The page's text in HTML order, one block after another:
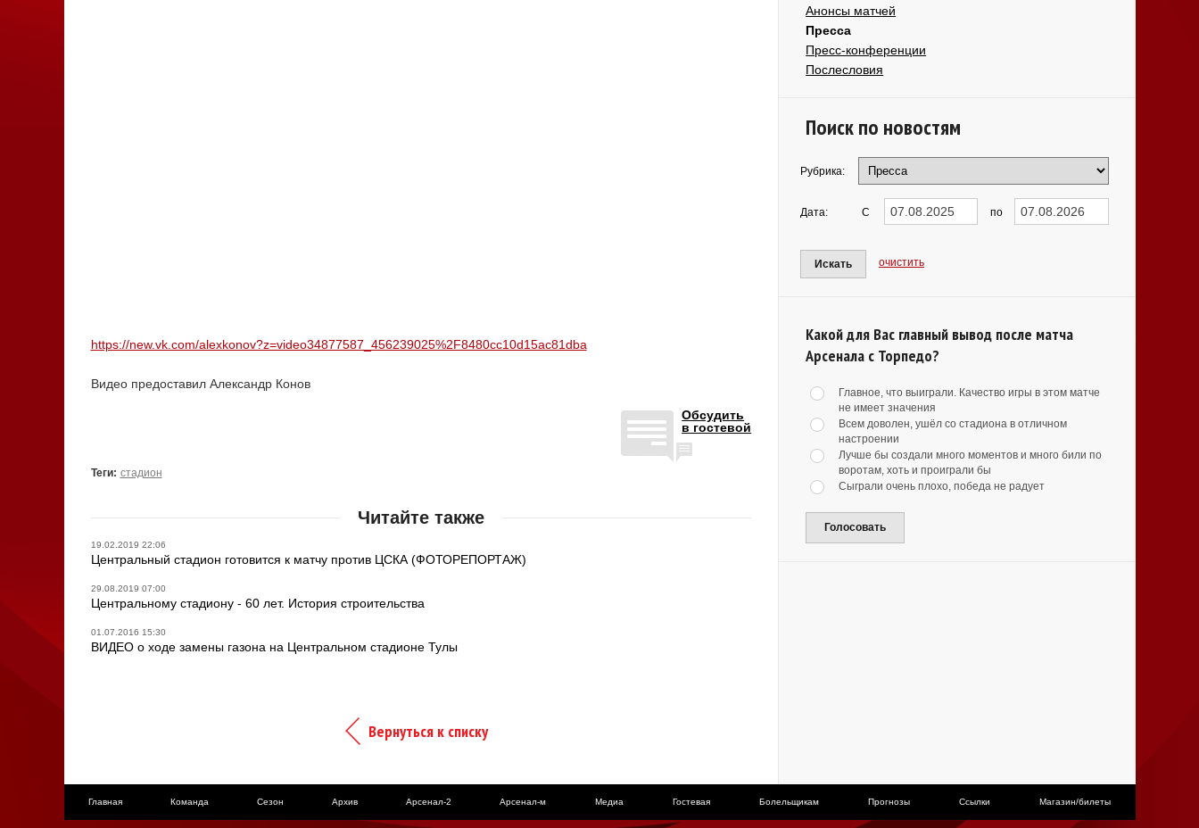
https://new.vk.com/alexkonov?z=video34877587_456239025%2F8480cc10d15ac81dba
Видео предоставил Александр Конов
Обсудить
в гостевой
Теги: стадион
Читайте также
19.02.2019 22:06
Центральный стадион готовится к матчу против ЦСКА (ФОТОРЕПОРТАЖ)
29.08.2019 07:00
Центральному стадиону - 60 лет. История строительства
01.07.2016 15:30
ВИДЕО о ходе замены газона на Центральном стадионе Тулы
Вернуться к списку
Анонсы матчей
Пресса
Пресс-конференции
Послесловия
Поиск по новостям
Рубрика:
Дата: С по
Искать очистить
Какой для Вас главный вывод после матча
Арсенала с Торпедо?
Главное, что выиграли. Качество игры в этом матче
не имеет значения
Всем доволен, ушёл со стадиона в отличном
настроении
Лучше бы создали много моментов и много били по
воротам, хоть и проиграли бы
Сыграли очень плохо, победа не радует
Голосовать
Главная Команда Сезон Архив Арсенал-2 Арсенал-м Медиа Гостевая Болельщикам Прогнозы Ссылки Магазин/билеты